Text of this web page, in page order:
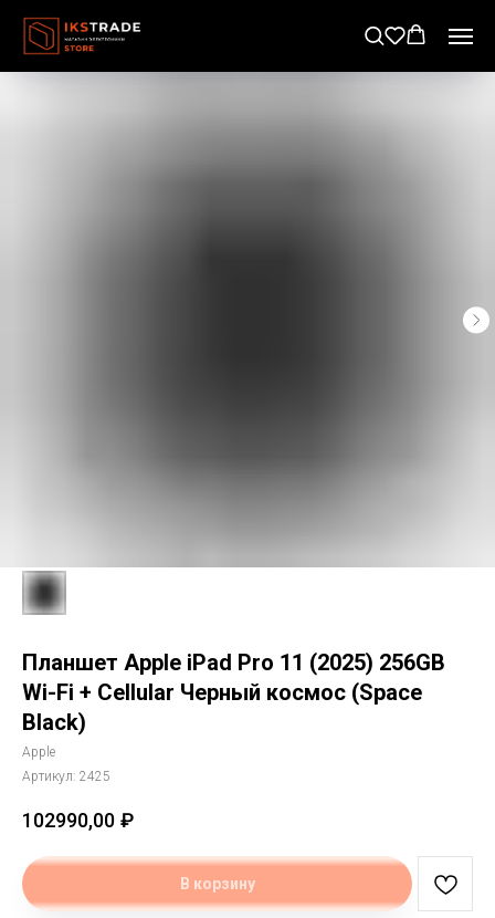
Планшет Apple iPad Pro 11 (2025) 256GB
Wi-Fi + Cellular Черный космос (Space
Black)
Apple
Артикул: 2425
102990,00 ₽
В корзину